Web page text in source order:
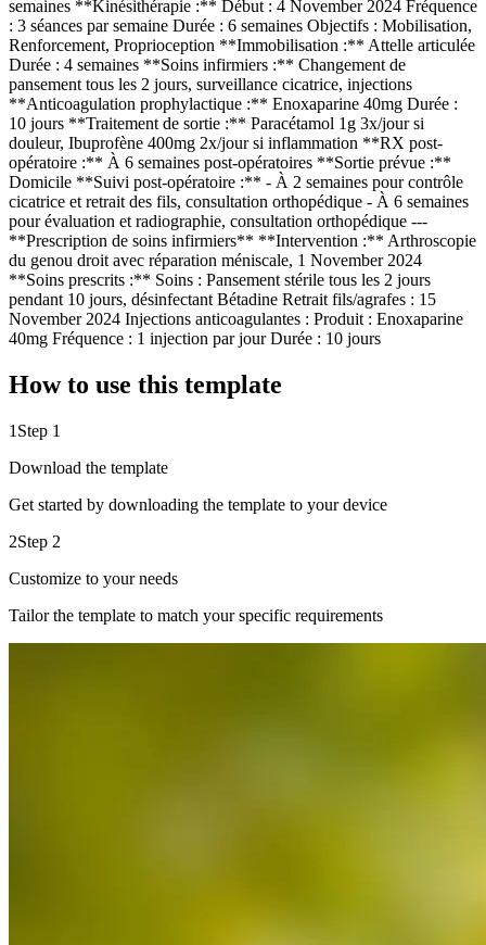
semaines **Kinésithérapie :** Début : 4 November 2024 Fréquence
: 3 séances par semaine Durée : 6 semaines Objectifs : Mobilisation,
Renforcement, Proprioception **Immobilisation :** Attelle articulée
Durée : 4 semaines **Soins infirmiers :** Changement de
pansement tous les 2 jours, surveillance cicatrice, injections
**Anticoagulation prophylactique :** Enoxaparine 40mg Durée :
10 jours **Traitement de sortie :** Paracétamol 1g 3x/jour si
douleur, Ibuprofène 400mg 2x/jour si inflammation **RX post-
opératoire :** À 6 semaines post-opératoires **Sortie prévue :**
Domicile **Suivi post-opératoire :** - À 2 semaines pour contrôle
cicatrice et retrait des fils, consultation orthopédique - À 6 semaines
pour évaluation et radiographie, consultation orthopédique ---
**Prescription de soins infirmiers** **Intervention :** Arthroscopie
du genou droit avec réparation méniscale, 1 November 2024
**Soins prescrits :** Soins : Pansement stérile tous les 2 jours
pendant 10 jours, désinfectant Bétadine Retrait fils/agrafes : 15
November 2024 Injections anticoagulantes : Produit : Enoxaparine
40mg Fréquence : 1 injection par jour Durée : 10 jours
How to use this template
1 Step 1
Download the template
Get started by downloading the template to your device
2Step 2
Customize to your needs
Tailor the template to match your specific requirements